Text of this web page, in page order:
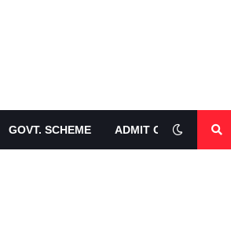
GOVT. SCHEME ADMIT CARDS